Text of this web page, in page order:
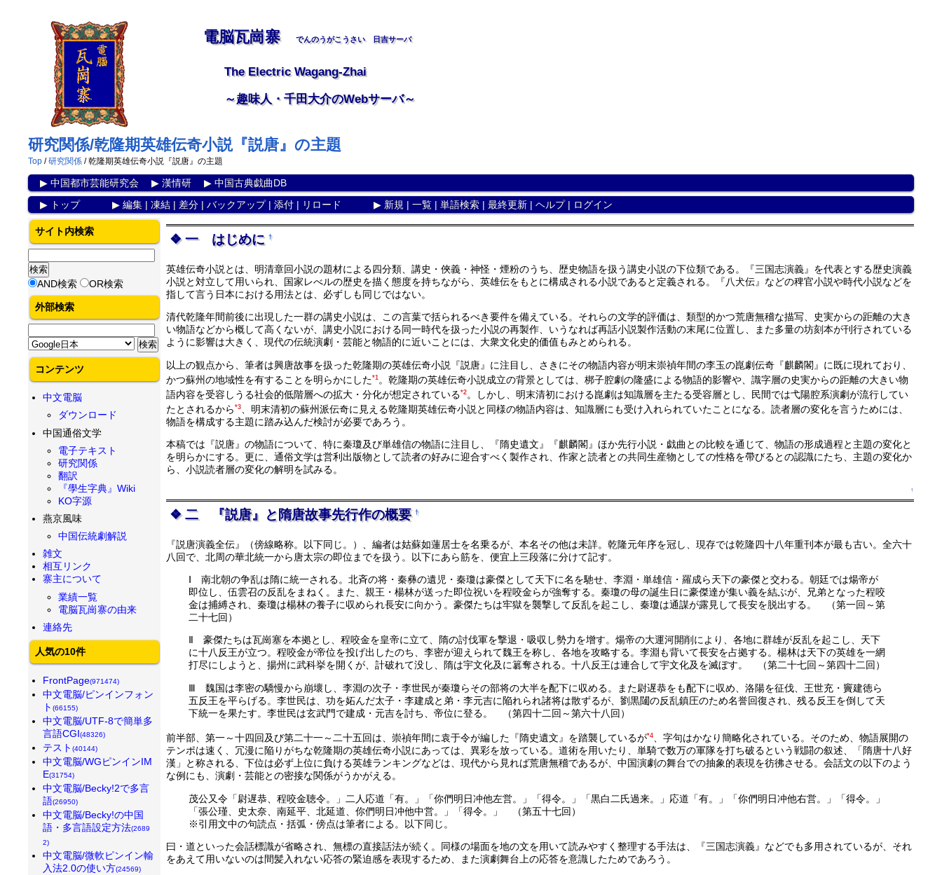
電脳瓦崗寨 でんのうがこうさい 日吉サーバ
The Electric Wagang-Zhai
～趣味人・千田大介のWebサーバ～
研究関係/乾隆期英雄伝奇小説『説唐』の主題
Top/研究関係/ 乾隆期英雄伝奇小説『説唐』の主題
▶ 中国都市芸能研究会 ▶ 漢情研 ▶ 中国古典戯曲DB
▶ トップ ▶ 編集| 凍結| 差分 | バックアップ | 添付 | リロード ▶ 新規 | 一覧 | 単語検索 | 最終更新 | ヘルプ | ログイン
一 はじめに†
英雄伝奇小説とは、明清章回小説の題材による四分類、講史・俠義・神怪・煙粉のうち、歴史物語を扱う講史小説の下位類である。『三国志演義』を代表とする歴史演義
小説と対立して用いられ、国家レべルの歴史を描く態度を持ちながら、英雄伝をもとに構成される小説であると定義される。『八犬伝』などの稗官小説や時代小説などを
指して言う日本における用法とは、必ずしも同じではない。
清代乾隆年間前後に出現した一群の講史小説は、この言葉で括られるべき要件を備えている。それらの文学的評価は、類型的かつ荒唐無稽な描写、史実からの距離の大き
い物語などから概して高くないが、講史小説における同一時代を扱った小説の再製作、いうなれば再話小説製作活動の末尾に位置し、また多量の坊刻本が刊行されている
ように影響は大きく、現代の伝統演劇・芸能と物語的に近いことには、大衆文化史的価值もみとめられる。
以上の観点から、筆者は興唐故事を扱った乾隆期の英雄伝奇小説『説唐』に注目し、さきにその物語内容が明末崇禎年間の李玉の崑劇伝奇『麒麟閣』に既に現れており、
かつ蘇州の地域性を有することを明らかにした*1 。乾隆期の英雄伝奇小説成立の背景としては、梆子腔劇の隆盛による物語的影響や、識字層の史実からの距離の大きい物
語内容を受容しうる社会的低階層への拡大・分化が想定されている*2。しかし、明末清初における崑劇は知識層を主たる受容層とし、民間では弋陽腔系演劇が流行してい
たとされるから *3、明末清初の蘇州派伝奇に見える乾隆期英雄伝奇小説と同様の物語内容は、知識層にも受け入れられていたことになる。読者層の変化を言うためには、
物語を構成する主題に踏み込んだ検討が必要であろう。
本稿では『説唐』の物語について、特に秦瓊及び単雄信の物語に注目し、『隋史遺文』『麒麟閣』ほか先行小説・戯曲との比較を通じて、物語の形成過程と主題の変化と
を明らかにする。更に、通俗文学は営利出版物として読者の好みに迎合すべく製作され、作家と読者との共同生産物としての性格を帶びるとの認識にたち、主題の変化か
ら、小説読者層の変化の解明を試みる。
↑
二 『説唐』と隋唐故事先行作の概要†
『説唐演義全伝』（傍線略称。以下同じ。）、編者は姑蘇如蓮居士を名乗るが、本名その他は未詳。乾隆元年序を冠し、現存では乾隆四十八年重刊本が最も古い。全六十
八回で、北周の華北統一から唐太宗の即位までを扱う。以下にあら筋を、便宜上三段落に分けて記す。
Ⅰ 南北朝の争乱は隋に統一される。北斉の将・秦彝の遺児・秦瓊は豪傑として天下に名を馳せ、李淵・単雄信・羅成ら天下の豪傑と交わる。朝廷では煬帝が
即位し、伍雲召の反乱をまねく。また、親王・楊林が送った即位祝いを程咬金らが強奪する。秦瓊の母の誕生日に豪傑達が集い義を結ぶが、兄弟となった程咬
金は捕縛され、秦瓊は楊林の養子に収められ長安に向かう。豪傑たちは牢獄を襲撃して反乱を起こし、秦瓊は通謀が露見して長安を脱出する。 （第一回～第
二十七回）
Ⅱ 豪傑たちは瓦崗塞を本拠とし、程咬金を皇帝に立て、隋の討伐軍を撃退・吸収し勢力を增す。煬帝の大運河開削により、各地に群雄が反乱を起こし、天下
に十八反王が立つ。程咬金が帝位を投げ出したのち、李密が迎えられて魏王を称し、各地を攻略する。李淵も背いて長安を占拠する。楊林は天下の英雄を一網
打尽にしようと、揚州に武科挙を開くが、計破れて没し、隋は宇文化及に簒奪される。十八反王は連合して宇文化及を滅ぼす。 （第二十七回～第四十二回）
Ⅲ 魏国は李密の驕慢から崩壞し、李淵の次子・李世民が秦瓊らその部将の大半を配下に収める。また尉遅恭をも配下に収め、洛陽を征伐、王世充・竇建徳ら
五反王を平らげる。李世民は、功を妬んだ太子・李建成と弟・李元吉に陥れられ諸将は散ずるが、劉黒闥の反乱鎮圧のため名誉回復され、残る反王を倒して天
下統一を果たす。李世民は玄武門で建成・元吉を討ち、帝位に登る。 （第四十二回～第六十八回）
前半部、第一～十四回及び第二十一～二十五回は、崇禎年間に袁于令が編した『隋史遺文』を踏襲しているが*4、字句はかなり簡略化されている。そのため、物語展開の
テンポは速く、冗漫に陥りがちな乾隆期の英雄伝奇小説にあっては、異彩を放っている。道術を用いたり、単騎で数万の軍隊を打ち破るという戦闘の叙述、「隋唐十八好
漢」と称される、下位は必ず上位に負ける英雄ランキングなどは、現代から見れば荒唐無稽であるが、中国演劇の舞台での抽象的表現を彷彿させる。会話文の以下のよう
な例にも、演劇・芸能との密接な関係がうかがえる。
茂公又令「尉遅恭、程咬金聴令。」二人応道「有。」「你們明日冲他左営。」「得令。」「黒白二氏過来。」応道「有。」「你們明日冲他右営。」「得令。」
「張公瑾、史太奈、南延平、北延道、你們明日冲他中営。」「得令。」 （第五十七回）
※引用文中の句読点・括弧・傍点は筆者による。以下同じ。
曰・道といった会話標識が省略され、無標の直接話法が続く。同様の場面を地の文を用いて読みやすく整理する手法は、『三国志演義』などでも多用されているが、それ
をあえて用いないのは間髪入れない応答の緊迫感を表現するため、また演劇舞台上の応答を意識したためであろう。
サイト内検索
AND検索 OR検索
外部検索
コンテンツ
中文電脳
ダウンロード
中国通俗文学
電子テキスト
研究関係
翻訳
『學生字典』Wiki
KO字源
燕京風味
中国伝統劇解説
雑文
相互リンク
寨主について
業績一覧
電脳瓦崗寨の由来
連絡先
人気の10件
FrontPage(971474)
中文電脳/ピンインフォン
ト(66155)
中文電脳/UTF-8で簡単多
言語CGI(48326)
テスト(40144)
中文電脳/WGピンインIM
E(31754)
中文電脳/Becky!2で多言
語(26950)
中文電脳/Becky!の中国
語・多言語設定方法(2689
2)
中文電脳/微軟ピンイン輸
入法2.0の使い方(24569)